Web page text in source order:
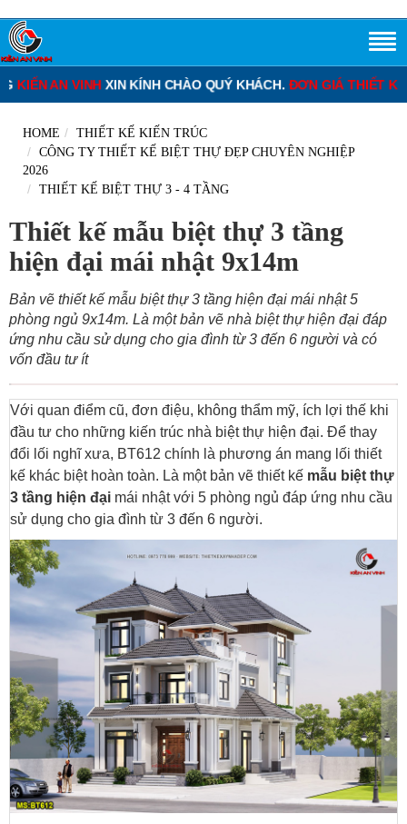
VINHXIN KÍNH CHÀO QUÝ KHÁCH.ĐƠN GIÁ THIẾT KẾ NHÀ PHỐ
HOME
THIẾT KẾ KIẾN TRÚC
CÔNG TY THIẾT KẾ BIỆT THỰ ĐẸP CHUYÊN NGHIỆP
2026
THIẾT KẾ BIỆT THỰ 3 - 4 TẦNG
Thiết kế mẫu biệt thự 3 tầng
hiện đại mái nhật 9x14m
Bản vẽ thiết kế mẫu biệt thự 3 tầng hiện đại mái nhật 5
phòng ngủ 9x14m. Là một bản vẽ nhà biệt thự hiện đại đáp
ứng nhu cầu sử dụng cho gia đình từ 3 đến 6 người và có
vốn đầu tư ít
Với quan điểm cũ, đơn điệu, không thẩm mỹ, ích lợi thế khi
đầu tư cho những kiến trúc nhà biệt thự hiện đại. Để thay
đổi lối nghĩ xưa, BT612 chính là phương án mang lối thiết
kế khác biệt hoàn toàn. Là một bản vẽ thiết kế mẫu biệt thự
3 tầng hiện đại mái nhật với 5 phòng ngủ đáp ứng nhu cầu
sử dụng cho gia đình từ 3 đến 6 người.